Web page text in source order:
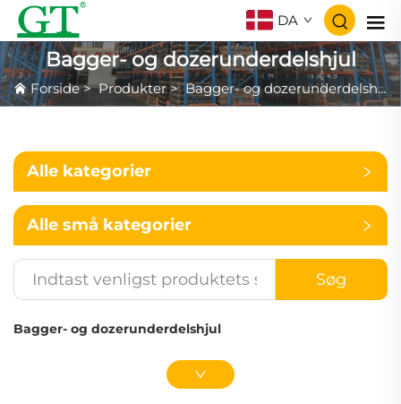
DA
Bagger- og dozerunderdelshjul
Forside>Produkter>Bagger- og dozerunderdelshjul
Alle kategorier
Alle små kategorier
Søg
Bagger- og dozerunderdelshjul